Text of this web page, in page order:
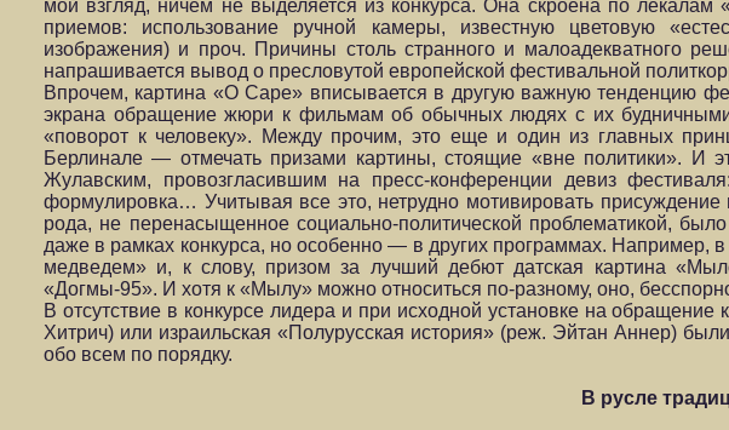
мой взгляд, ничем не выделяется из конкурса. Она скроена по
приемов: использование ручной камеры, известную цветовую
изображения) и проч. Причины столь странного и малоадекватного
напрашивается вывод о пресловутой европейской фестивальной
Впрочем, картина «О Саре» вписывается в другую важную тенденцию
экрана обращение жюри к фильмам об обычных людях с их
«поворот к человеку». Между прочим, это еще и один из главных
Берлинале — отмечать призами картины, стоящие «вне политики». И
Жулавским, провозгласившим на пресс-конференции девиз
формулировка… Учитывая все это, нетрудно мотивировать
рода, не перенасыщенное социально-политической проблематикой,
даже в рамках конкурса, но особенно — в других программах.
медведем» и, к слову, призом за лучший дебют датская картина
«Догмы-95». И хотя к «Мылу» можно относиться по-разному, оно,
В отсутствие в конкурсе лидера и при исходной установке на
Хитрич) или израильская «Полурусская история» (реж. Эйтан Аннер)
обо всем по порядку.
В русле